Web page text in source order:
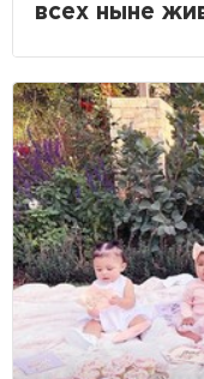
всех ныне